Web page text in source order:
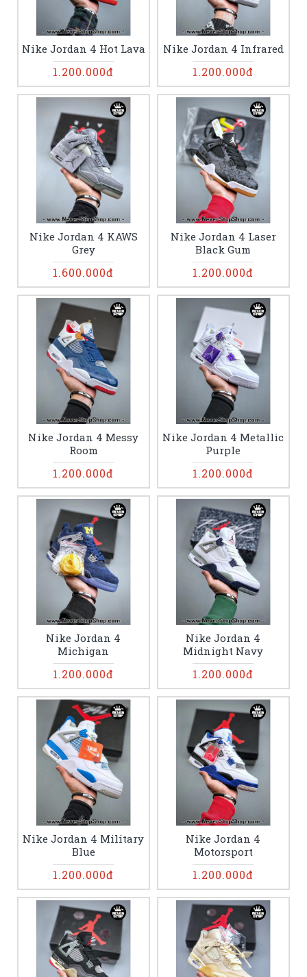
Nike Jordan 4 Hot Lava
1.200.000đ
Nike Jordan 4 Infrared
1.200.000đ
Nike Jordan 4 KAWS
Grey
1.600.000đ
Nike Jordan 4 Laser
Black Gum
1.200.000đ
Nike Jordan 4 Messy
Room
1.200.000đ
Nike Jordan 4 Metallic
Purple
1.200.000đ
Nike Jordan 4
Michigan
1.200.000đ
Nike Jordan 4
Midnight Navy
1.200.000đ
Nike Jordan 4 Military
Blue
1.200.000đ
Nike Jordan 4
Motorsport
1.200.000đ